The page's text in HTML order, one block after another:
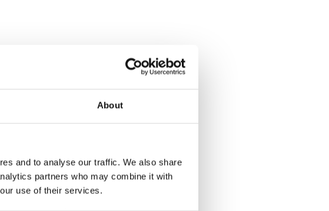
About
and to analyse our traffic. We also share
partners who may combine it with
use of their services.